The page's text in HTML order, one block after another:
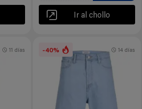
Ir al chollo
11 días -40% 14 días